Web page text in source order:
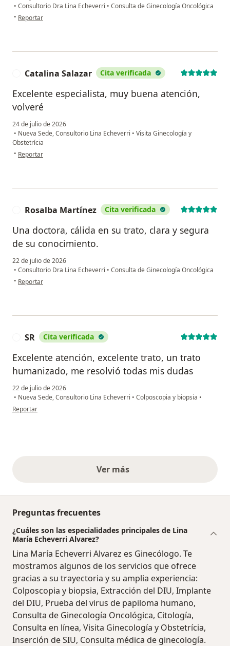
• Consultorio Dra Lina Echeverri • Consulta de Ginecología Oncológica
• en opinión del usuario Dalia
Reportar
Catalina Salazar Cita verificada
Excelente especialista, muy buena atención,
volveré
24 de julio de 2026
• Nueva Sede, Consultorio Lina Echeverri • Visita Ginecología y
Obstetrícia
• en opinión del usuario Catalina Salazar
Reportar
Rosalba Martínez Cita verificada
Una doctora, cálida en su trato, clara y segura
de su conocimiento.
22 de julio de 2026
• Consultorio Dra Lina Echeverri • Consulta de Ginecología Oncológica
• en opinión del usuario Rosalba Martínez
Reportar
SR Cita verificada
Excelente atención, excelente trato, un trato
humanizado, me resolvió todas mis dudas
22 de julio de 2026
• Nueva Sede, Consultorio Lina Echeverri • Colposcopia y biopsia •
en opinión del usuario SR
Reportar
Ver másopiniones anteriores
Preguntas frecuentes
¿Cuáles son las especialidades principales de Lina
María Echeverri Alvarez?
Lina María Echeverri Alvarez es Ginecólogo. Te
mostramos algunos de los servicios que ofrece
gracias a su trayectoria y su amplia experiencia:
Colposcopia y biopsia, Extracción del DIU, Implante
del DIU, Prueba del virus de papiloma humano,
Consulta de Ginecología Oncológica, Citología,
Consulta en línea, Visita Ginecología y Obstetrícia,
Inserción de SIU, Consulta médica de ginecología.